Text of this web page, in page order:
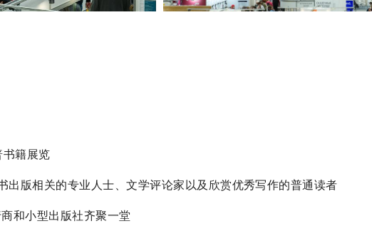
籍展览
相关的专业人士、文学评论家以及欣赏优秀写作的普通读者
和小型出版社齐聚一堂